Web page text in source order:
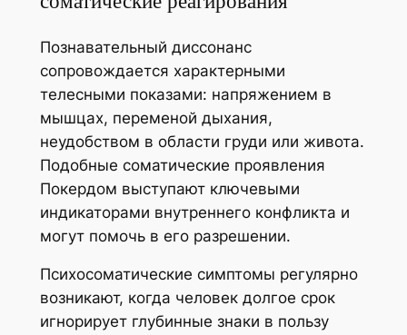
Познавательный диссонанс
сопровождается характерными
телесными показами: напряжением в
мышцах, переменой дыхания,
неудобством в области груди или живота.
Подобные соматические проявления
Покердом выступают ключевыми
индикаторами внутреннего конфликта и
могут помочь в его разрешении.
Психосоматические симптомы регулярно
возникают, когда человек долгое срок
игнорирует глубинные знаки в пользу